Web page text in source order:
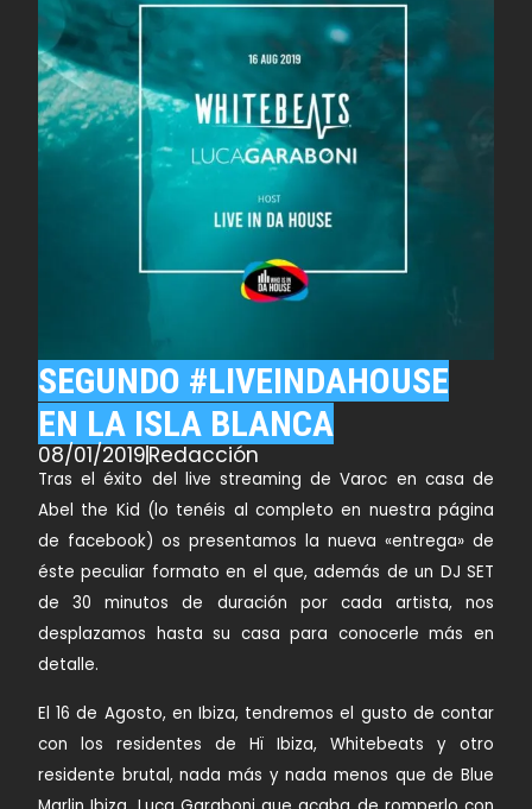
SEGUNDO #LIVEINDAHOUSE
EN LA ISLA BLANCA
08/01/2019Redacción
Tras el éxito del live streaming de Varoc en casa de
Abel the Kid (lo tenéis al completo en nuestra página
de facebook) os presentamos la nueva «entrega» de
éste peculiar formato en el que, además de un DJ SET
de 30 minutos de duración por cada artista, nos
desplazamos hasta su casa para conocerle más en
detalle.
El 16 de Agosto, en Ibiza, tendremos el gusto de contar
con los residentes de Hï Ibiza, Whitebeats y otro
residente brutal, nada más y nada menos que de Blue